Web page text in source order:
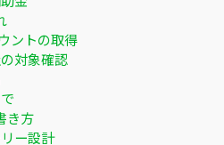
ントの取得
対象確認
き方
ー設計